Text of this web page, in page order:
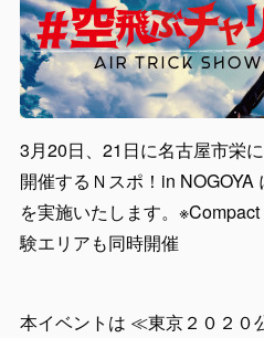
3月20日、21日に名古屋市栄
開催するＮスポ！in
を実施いたします。
験エリアも同時開催
本イベントは ≪東京２０２０